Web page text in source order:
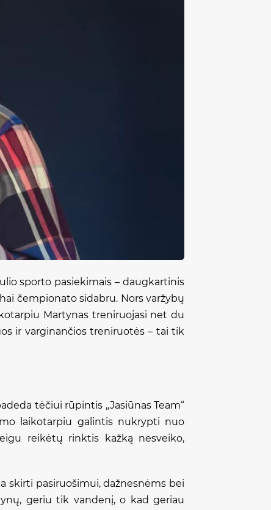
sporto pasiekimais – daugkartinis
čempionato sidabru. Nors varžybų
Martynas treniruojasi net du
ir varginančios treniruotės – tai tik
tėčiui rūpintis „Jasiūnas Team“
laikotarpiu galintis nukrypti nuo
reikėtų rinktis kažką nesveiko,
skirti pasiruošimui, dažnesnėms bei
geriu tik vandenį, o kad geriau